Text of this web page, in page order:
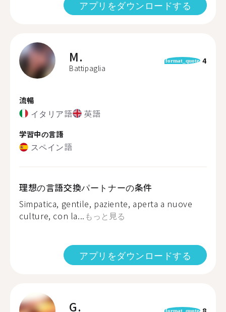
アプリをダウンロードする
M.
Battipaglia
format_quote 4
流暢
イタリア語 英語
学習中の言語
スペイン語
理想の言語交換パートナーの条件
Simpatica, gentile, paziente, aperta a nuove
culture, con la... もっと見る
アプリをダウンロードする
G. format_quote